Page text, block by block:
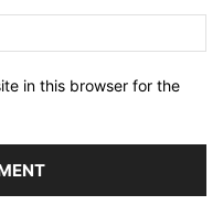
in this browser for the